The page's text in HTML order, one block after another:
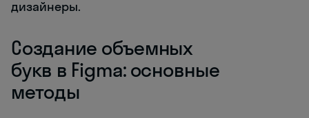
дизайнеры.
Создание объемных
букв в Figma: основные
методы